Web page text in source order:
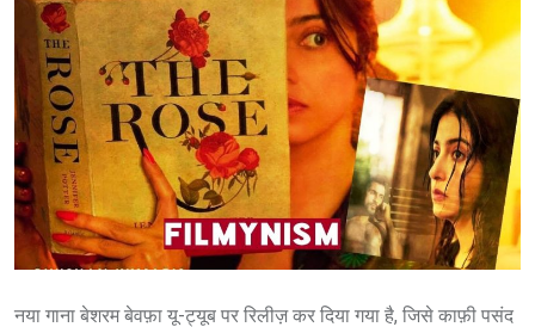
नया गाना बेशरम बेवफ़ा यू-ट्यूब पर रिलीज़ कर दिया गया है, जिसे काफ़ी पसंद